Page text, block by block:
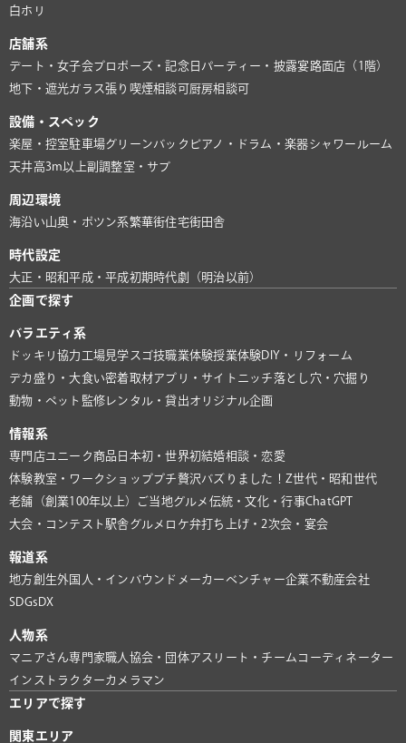
白ホリ
店舗系
デート・女子会プロポーズ・記念日 パーティー・披露宴路面店（1階）
地下・遮光ガラス張り 喫煙相談可 厨房相談可
設備・スペック
楽屋・控室駐車場グリーンバック ピアノ・ドラム・楽器シャワールーム
天井高3m以上副調整室・サブ
周辺環境
海沿い山奥・ポツン系繁華街住宅街田舎
時代設定
大正・昭和平成・平成初期時代劇（明治以前）
企画で探す
バラエティ系
ドッキリ協力 工場見学 スゴ技職業体験授業体験 DIY・リフォーム
デカ盛り・大食い密着取材アプリ・サイト ニッチ落とし穴・穴掘り
動物・ペット 監修 レンタル・貸出オリジナル企画
情報系
専門店ユニーク商品 日本初・世界初結婚相談・恋愛
体験教室・ワークショッププチ贅沢バズりました！ Z世代・昭和世代
老舗（創業100年以上）
ご当地グルメ 伝統・文化・行事ChatGPT
大会・コンテスト 駅舎グルメ ロケ弁打ち上げ・2次会・宴会
報道系
地方創生外国人・インバウンド メーカー ベンチャー企業不動産会社
SDGs DX
人物系
マニアさん専門家 職人 協会・団体アスリート・チーム コーディネーター
インストラクターカメラマン
エリアで探す
関東エリア